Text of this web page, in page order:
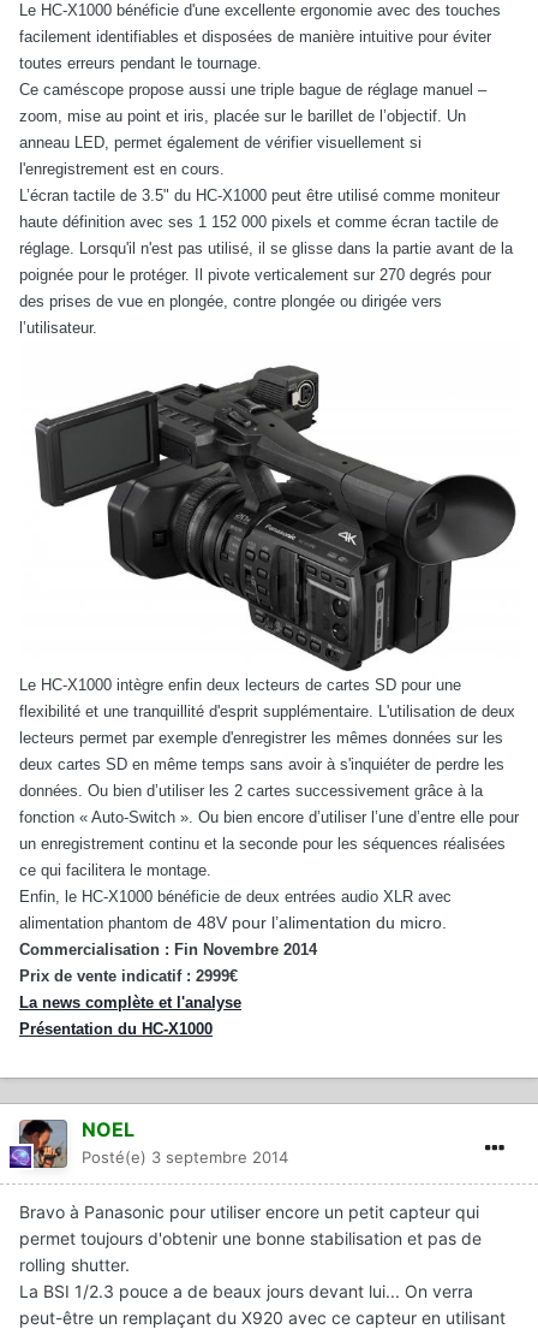
Le HC-X1000 bénéficie d'une excellente ergonomie avec des touches
facilement identifiables et disposées de manière intuitive pour éviter
toutes erreurs pendant le tournage.
Ce caméscope propose aussi une triple bague de réglage manuel –
zoom, mise au point et iris, placée sur le barillet de l’objectif. Un
anneau LED, permet également de vérifier visuellement si
l'enregistrement est en cours.
L’écran tactile de 3.5" du HC-X1000 peut être utilisé comme moniteur
haute définition avec ses 1 152 000 pixels et comme écran tactile de
réglage. Lorsqu'il n'est pas utilisé, il se glisse dans la partie avant de la
poignée pour le protéger. Il pivote verticalement sur 270 degrés pour
des prises de vue en plongée, contre plongée ou dirigée vers
l’utilisateur.
Le HC-X1000 intègre enfin deux lecteurs de cartes SD pour une
flexibilité et une tranquillité d'esprit supplémentaire. L'utilisation de deux
lecteurs permet par exemple d'enregistrer les mêmes données sur les
deux cartes SD en même temps sans avoir à s'inquiéter de perdre les
données. Ou bien d’utiliser les 2 cartes successivement grâce à la
fonction « Auto-Switch ». Ou bien encore d’utiliser l’une d’entre elle pour
un enregistrement continu et la seconde pour les séquences réalisées
ce qui facilitera le montage.
Enfin, le HC-X1000 bénéficie de deux entrées audio XLR avec
alimentation phantom de 48V pour l’alimentation du micro.
Commercialisation : Fin Novembre 2014
Prix de vente indicatif : 2999€
La news complète et l'analyse
Présentation du HC-X1000
NOEL
Posté(e) 3 septembre 2014
Bravo à Panasonic pour utiliser encore un petit capteur qui
permet toujours d'obtenir une bonne stabilisation et pas de
rolling shutter.
La BSI 1/2.3 pouce a de beaux jours devant lui... On verra
peut-être un remplaçant du X920 avec ce capteur en utilisant